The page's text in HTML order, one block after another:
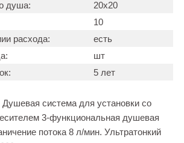
душа:
20х20
10
расхода:
есть
шт
5 лет
система для установки со
3-функциональная душевая
потока 8 л/мин. Ультратонкий